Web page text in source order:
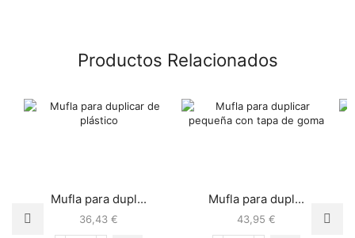
Productos Relacionados
Mufla para dupl...
36,43 €
Mufla para dupl...
43,95 €